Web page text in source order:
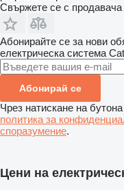
Свържете се с продавача
Абонирайте се за нови
електрическа система
Абонирай се
Чрез натискане на
политика за
споразумение.
Цени на